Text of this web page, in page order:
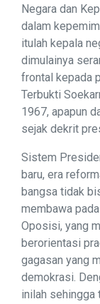
Negara dan
dalam
itulah kepala
dimulainya
frontal kepada
Terbukti
1967, apapun
sejak dekrit
Sistem
baru, era
bangsa tidak
membawa
Oposisi, yang
berorientasi
gagasan yang
demokrasi.
inilah sehingga